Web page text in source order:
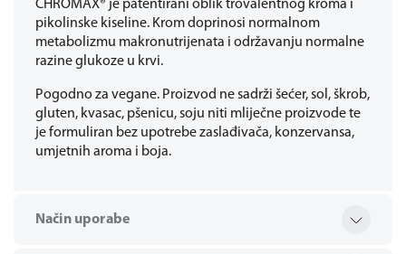
CHROMAX® je patentirani oblik trovalentnog kroma i
pikolinske kiseline. Krom doprinosi normalnom
metabolizmu makronutrijenata i održavanju normalne
razine glukoze u krvi.
Pogodno za vegane. Proizvod ne sadrži šećer, sol, škrob,
gluten, kvasac, pšenicu, soju niti mliječne proizvode te
je formuliran bez upotrebe zaslađivača, konzervansa,
umjetnih aroma i boja.
Način uporabe